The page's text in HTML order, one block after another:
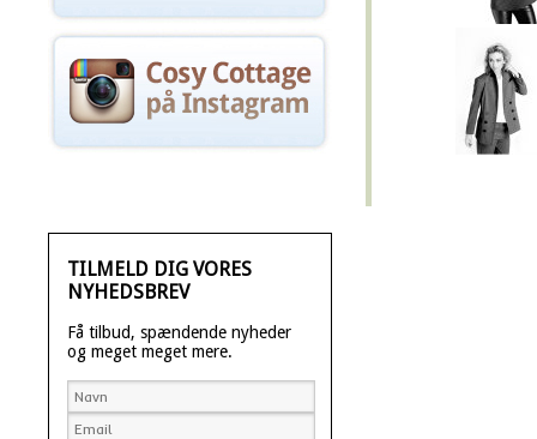
TILMELD DIG VORES
NYHEDSBREV
Få tilbud, spændende nyheder
og meget meget mere.